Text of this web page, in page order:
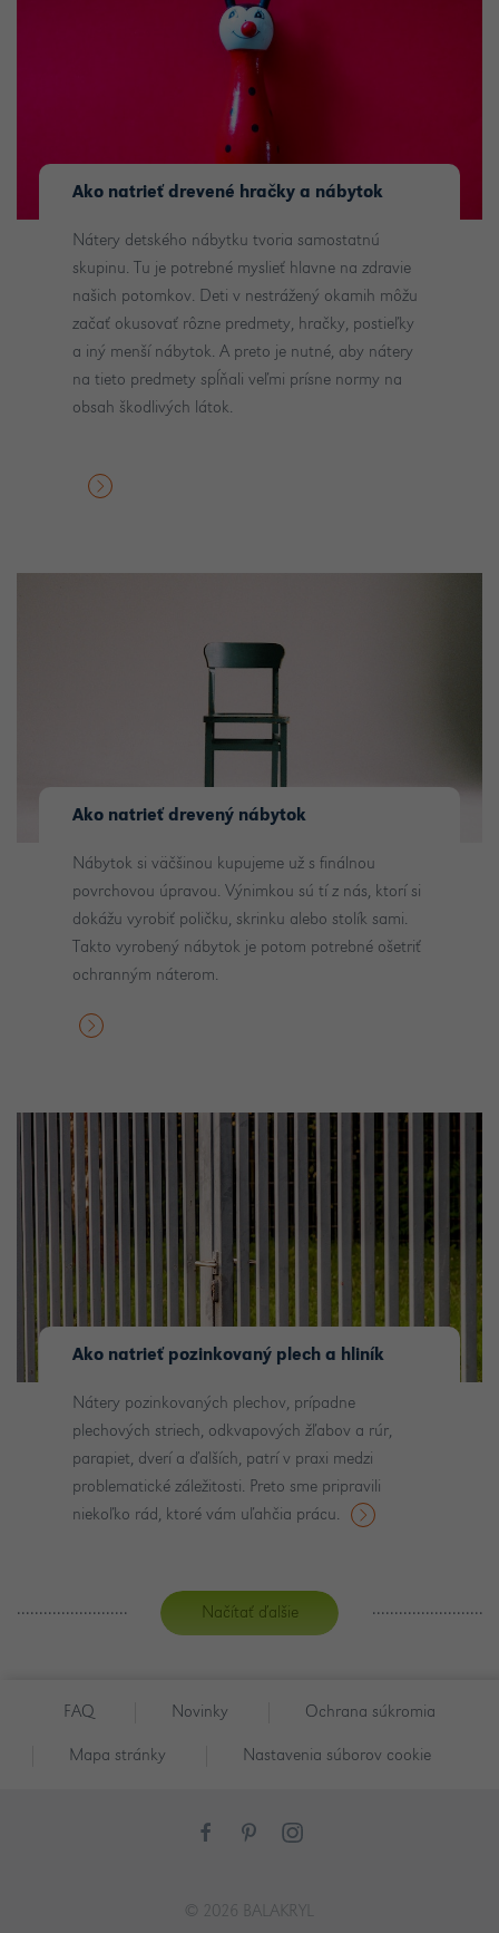
Ako natrieť drevené hračky a nábytok
Nátery detského nábytku tvoria samostatnú
skupinu. Tu je potrebné myslieť hlavne na zdravie
našich potomkov. Deti v nestrážený okamih môžu
začať okusovať rôzne predmety, hračky, postieľky
a iný menší nábytok. A preto je nutné, aby nátery
na tieto predmety spĺňali veľmi prísne normy na
obsah škodlivých látok.
Ako natrieť drevený nábytok
Nábytok si väčšinou kupujeme už s finálnou
povrchovou úpravou. Výnimkou sú tí z nás, ktorí si
dokážu vyrobiť poličku, skrinku alebo stolík sami.
Takto vyrobený nábytok je potom potrebné ošetriť
ochranným náterom.
Ako natrieť pozinkovaný plech a hliník
Nátery pozinkovaných plechov, prípadne
plechových striech, odkvapových žľabov a rúr,
parapiet, dverí a ďalších, patrí v praxi medzi
problematické záležitosti. Preto sme pripravili
niekoľko rád, ktoré vám uľahčia prácu.
Načítať ďalšie
FAQ Novinky Ochrana súkromia
Mapa stránky Nastavenia súborov cookie
© 2026 BALAKRYL